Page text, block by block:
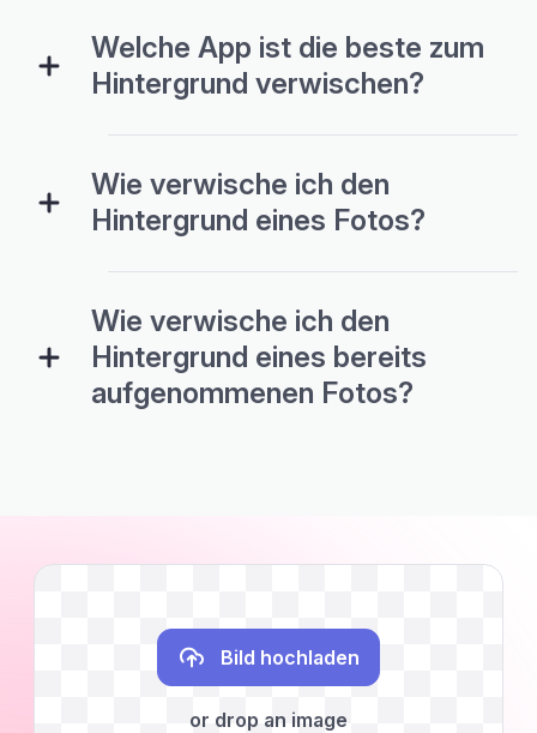
Welche App ist die beste zum
Hintergrund verwischen?
Wie verwische ich den
Hintergrund eines Fotos?
Wie verwische ich den
Hintergrund eines bereits
aufgenommenen Fotos?
Bild hochladen
or drop an image